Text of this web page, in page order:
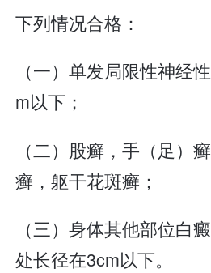
下列情况合格：
（一）单发局限性神经
m以下；
（二）股癣，手（足）
癣，躯干花斑癣；
（三）身体其他部位白
处长径在3cm以下。